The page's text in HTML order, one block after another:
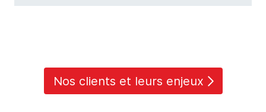
Nos clients et leurs enjeux